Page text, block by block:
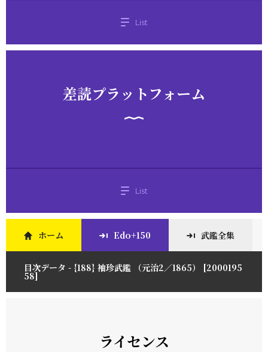
List
差読プラットフォーム
List
ホーム Edo+150 武鑑全集
目次データ - {188} 袖珍武鑑 （元治2／1865） [2000195
58]
ライセンス